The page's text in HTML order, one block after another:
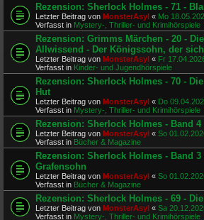
Rezension: Sherlock Holmes - 71 -
Letzter Beitrag von MonsterAsyl « Mo
Verfasst in Mystery-, Thriller- und Krimihörspiele
Rezension: Grimms Märchen - 20 -
Allwissend - Der Königssohn, der
Letzter Beitrag von MonsterAsyl « Fr
Verfasst in Kinder- und Jugendhörspiele
Rezension: Sherlock Holmes - 70 -
Hut
Letzter Beitrag von MonsterAsyl « Do
Verfasst in Mystery-, Thriller- und Krimihörspiele
Rezension: Sherlock Holmes - Band
Letzter Beitrag von MonsterAsyl « So
Verfasst in Bücher & Magazine
Rezension: Sherlock Holmes - Band
Grafensohn
Letzter Beitrag von MonsterAsyl « So
Verfasst in Bücher & Magazine
Rezension: Sherlock Holmes - 69 -
Letzter Beitrag von MonsterAsyl « Sa
Verfasst in Mystery-, Thriller- und Krimihörspiele